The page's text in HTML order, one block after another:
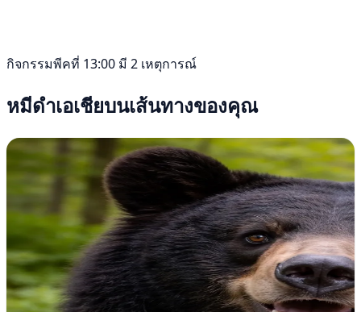
กิจกรรมพีคที่ 13:00 มี 2 เหตุการณ์
หมีดำเอเชียบนเส้นทางของคุณ